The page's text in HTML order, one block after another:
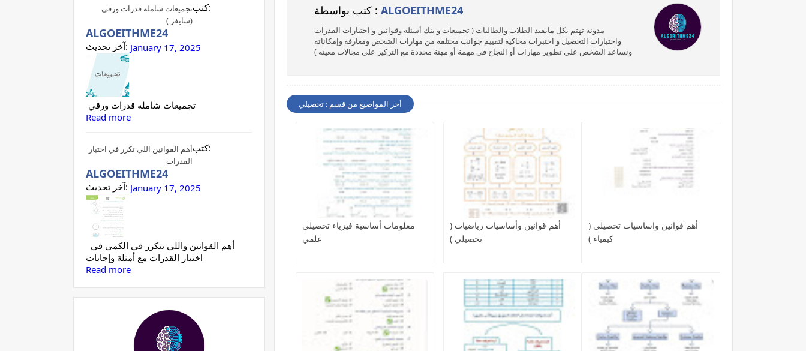
كتب بواسطة : ALGOEITHME24
مدونة تهتم بكل مايفيد الطلاب والطالبات ( تجميعات و بنك أسئلة وقوانين و اختبارات القدرات
واختبارات التحصيل و اختبرات محاكية لتقييم جوانب مختلفة من مهارات الشخص ومعارفه وإمكاناته
ونساعد الشخص على تطوير مهارات أو النجاح في مهمة أو مهنة محددة مع التركيز على مجالات معينه )
أخر المواضيع من قسم : تحصيلي
معلومات أساسية فيزياء تحصيلي
علمي
أهم قوانين وأساسيات رياضيات (
تحصيلي )
أهم قوانين واساسيات تحصيلي (
كيمياء )
تجميعات شامله قدرات ورقي
(سايفر )
كتب:
ALGOEITHME24
آخر تحديث: January 17, 2025
Read more
أهم القوانين اللي تكرر في اختبار
القدرات
كتب:
ALGOEITHME24
آخر تحديث: January 17, 2025
اختبار القدرات مع أمثلة وإجابات
Read more